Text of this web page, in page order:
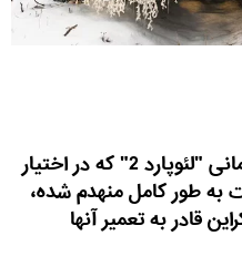
بیش از یک چهارم تانک های آلمانی "لئوپارد 2" که در اختیار
به طور کامل منهدم شده،
قادر به تعمیر آنها